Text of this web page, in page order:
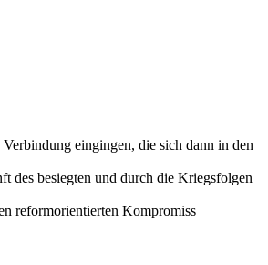
eingingen, die sich dann in den
des besiegten und durch die Kriegsfolgen
reformorientierten Kompromiss